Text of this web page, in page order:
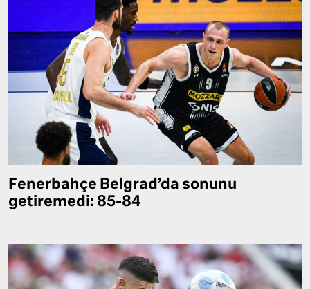
Fenerbahçe Belgrad’da sonunu
getiremedi: 85-84